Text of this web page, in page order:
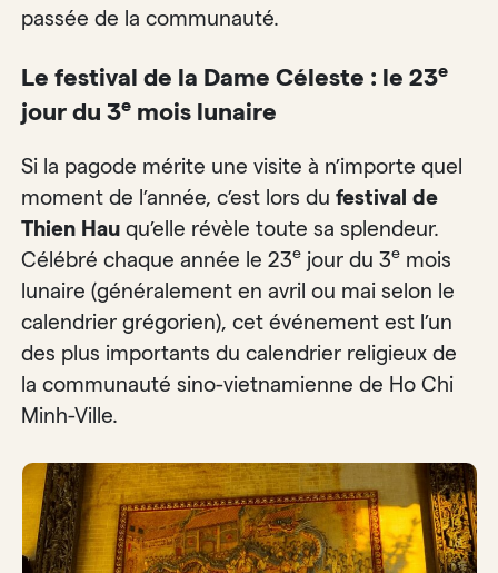
passée de la communauté.
Le festival de la Dame Céleste : le 23e
jour du 3e mois lunaire
Si la pagode mérite une visite à n’importe quel
moment de l’année, c’est lors dufestival de
Thien Hau qu’elle révèle toute sa splendeur.
Célébré chaque année le 23e jour du 3e mois
lunaire (généralement en avril ou mai selon le
calendrier grégorien), cet événement est l’un
des plus importants du calendrier religieux de
la communauté sino-vietnamienne de Ho Chi
Minh-Ville.